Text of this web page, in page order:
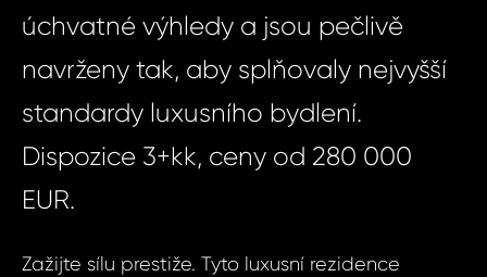
úchvatné výhledy a jsou pečlivě
navrženy tak, aby splňovaly nejvyšší
standardy luxusního bydlení.
Dispozice 3+kk, ceny od 280 000
EUR.
Zažijte sílu prestiže. Tyto luxusní rezidence